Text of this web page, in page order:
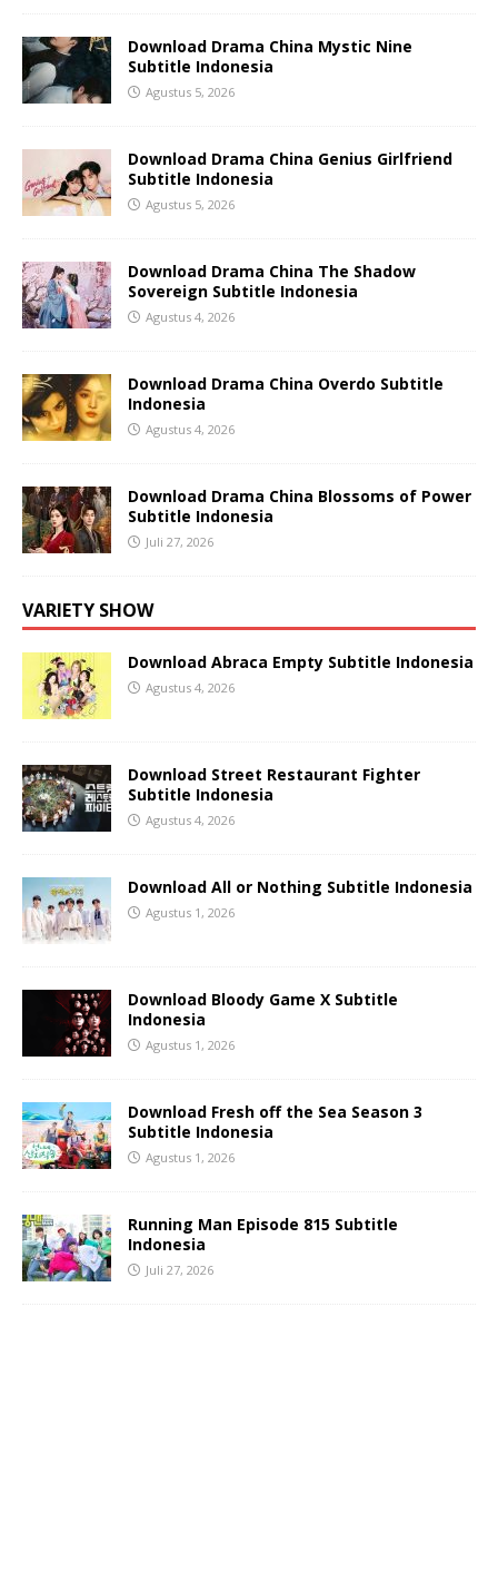
Download Drama China Mystic Nine
Subtitle Indonesia
Agustus 5, 2026
Download Drama China Genius Girlfriend
Subtitle Indonesia
Agustus 5, 2026
Download Drama China The Shadow
Sovereign Subtitle Indonesia
Agustus 4, 2026
Download Drama China Overdo Subtitle
Indonesia
Agustus 4, 2026
Download Drama China Blossoms of Power
Subtitle Indonesia
Juli 27, 2026
VARIETY SHOW
Download Abraca Empty Subtitle Indonesia
Agustus 4, 2026
Download Street Restaurant Fighter
Subtitle Indonesia
Agustus 4, 2026
Download All or Nothing Subtitle Indonesia
Agustus 1, 2026
Download Bloody Game X Subtitle
Indonesia
Agustus 1, 2026
Download Fresh off the Sea Season 3
Subtitle Indonesia
Agustus 1, 2026
Running Man Episode 815 Subtitle
Indonesia
Juli 27, 2026